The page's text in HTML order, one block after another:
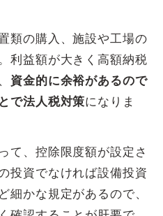
類の購入、施設や工場の
利益額が大きく高額納税
資金的に余裕があるので
で法人税対策になりま
て、控除限度額が設定さ
投資でなければ設備投資
細かな規定があるので、